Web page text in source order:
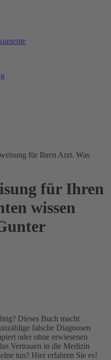
für Ihren Arzt. Was
für Ihren
wissen
Dieses Buch macht
falsche Diagnosen
oder ohne erwiesenen
Vertrauen in die Medizin
tun? Hier erfahren Sie es!